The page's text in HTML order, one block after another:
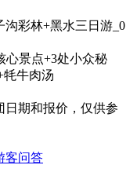
沟彩林+黑水三日游_0
心景点+3处小众秘
牦牛肉汤
日期和报价，仅供参
客问答